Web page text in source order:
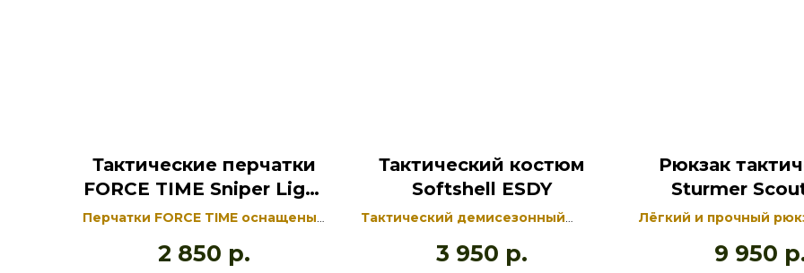
Тактические перчатки
FORCE TIME Sniper Light
FPV
Перчатки FORСE TIME оснащены
местах с повышенной нагрузкой
2 850 р.
Тактический костюм
Softshell ESDY
Тактический демисезонный
универсален и прекрасно
3 950 р.
Рюкзак
Sturmer
Multicam
Лёгкий и прочный
литров прекрасно
9 950